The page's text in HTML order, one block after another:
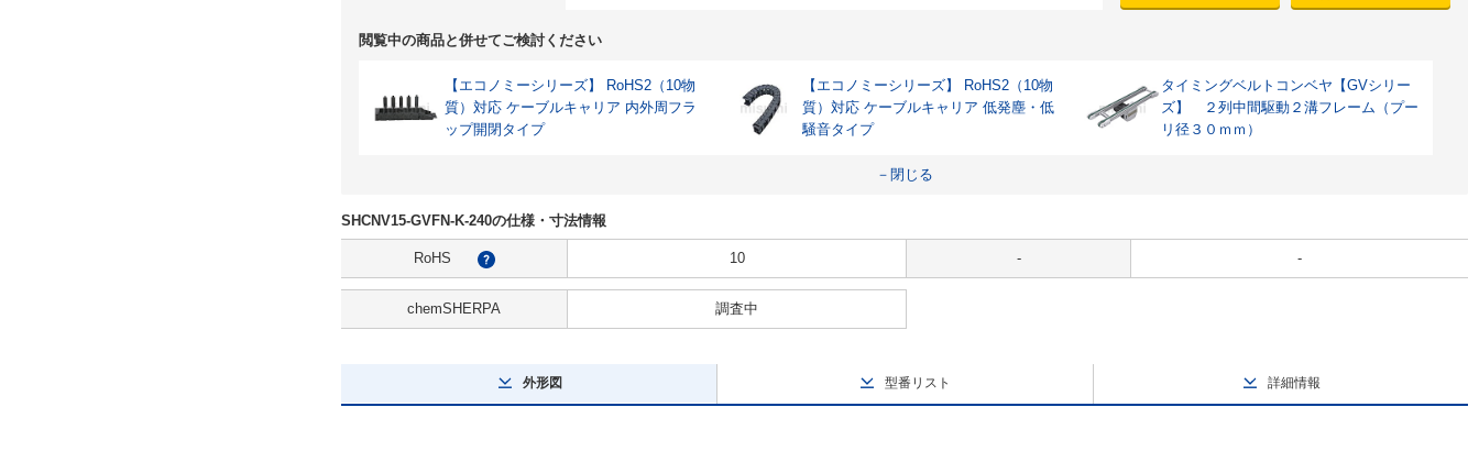
閲覧中の商品と併せてご検討ください
【エコノミーシリーズ】 RoHS2（10物
質）対応 ケーブルキャリア 内外周フラ
ップ開閉タイプ
【エコノミーシリーズ】 RoHS2（10物
質）対応 ケーブルキャリア 低発塵・低
騒音タイプ
タイミングベルトコンベヤ【GVシリー
ズ】 ２列中間駆動２溝フレーム（プー
リ径３０ｍｍ）
－閉じる
SHCNV15-GVFN-K-240の仕様・寸法情報
RoHS ? 10 - -
chemSHERPA 調査中
外形図 型番リスト 詳細情報